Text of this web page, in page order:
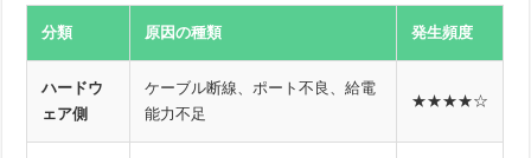
分類 原因の種類 発生頻度
ハードウ
ェア側
ケーブル断線、ポート不良、給電
能力不足
★★★★☆